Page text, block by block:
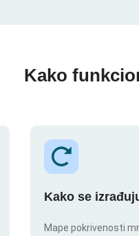
Kako
Kako se
Mape pokrivenosti